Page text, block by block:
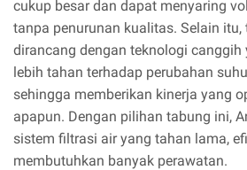
cukup besar dan dapat menyaring
tanpa penurunan kualitas. Selain itu,
dirancang dengan teknologi
lebih tahan terhadap perubahan
sehingga memberikan kinerja yang
apapun. Dengan pilihan tabung ini,
sistem filtrasi air yang tahan lama,
membutuhkan banyak perawatan.